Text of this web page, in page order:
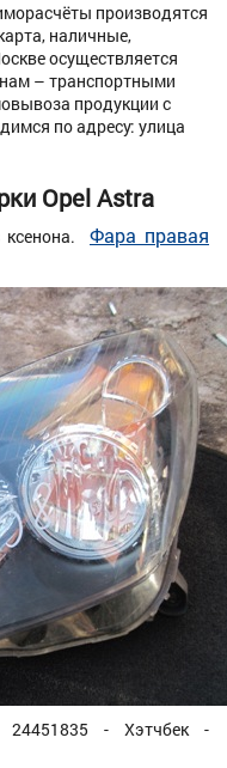
производятся
наличные,
осуществляется
– транспортными
продукции с
по адресу: улица
Opel Astra
ксенона. Фара правая
24451835 - Хэтчбек -